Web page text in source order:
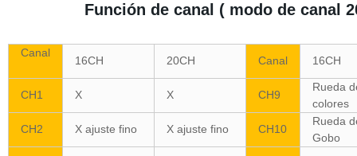
Función de canal ( modo de canal
Canal
16CH 20CH Canal 16CH
CH1 X X CH9
Rueda
colores
CH2
X ajuste fino X ajuste fino CH10
Rueda
Gobo